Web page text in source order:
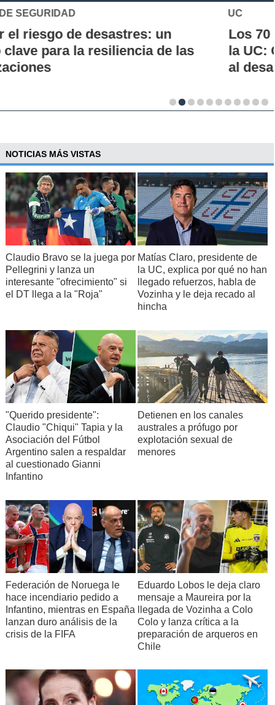
UC
Los 70 años de la Carrera de Química de
la UC: Conoce su historia, hitos y aporte
al desarrollo científico del país
NOTICIAS MÁS VISTAS
Claudio Bravo se la juega por
Pellegrini y lanza un
interesante "ofrecimiento" si
el DT llega a la "Roja"
Matías Claro, presidente de
la UC, explica por qué no han
llegado refuerzos, habla de
Vozinha y le deja recado al
hincha
"Querido presidente":
Claudio "Chiqui" Tapia y la
Asociación del Fútbol
Argentino salen a respaldar
al cuestionado Gianni
Infantino
Detienen en los canales
australes a prófugo por
explotación sexual de
menores
Federación de Noruega le
hace incendiario pedido a
Infantino, mientras en España
lanzan duro análisis de la
crisis de la FIFA
Eduardo Lobos le deja claro
mensaje a Maureira por la
llegada de Vozinha a Colo
Colo y lanza crítica a la
preparación de arqueros en
Chile